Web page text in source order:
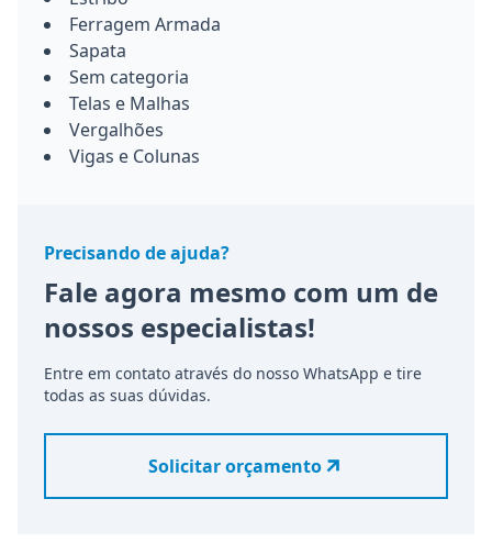
Ferragem Armada
Sapata
Sem categoria
Telas e Malhas
Vergalhões
Vigas e Colunas
Precisando de ajuda?
Fale agora mesmo com um de
nossos especialistas!
Entre em contato através do nosso WhatsApp e tire
todas as suas dúvidas.
Solicitar orçamento